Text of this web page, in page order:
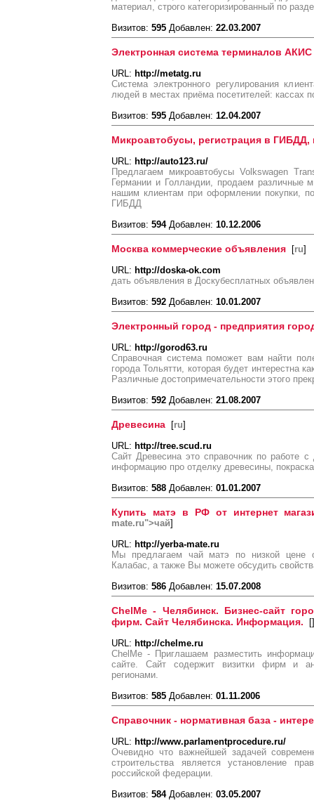
материал, строго категоризированный по
Визитов: 595 Добавлен: 22.03.2007
Электронная система терминалов АКИС
URL: http://metatg.ru
Система электронного регулирования
людей в местах приёма посетителей: кассах
Визитов: 595 Добавлен: 12.04.2007
Микроавтобусы, регистрация в ГИБДД,
URL: http://auto123.ru/
Предлагаем микроавтобусы Volkswagen
Германии и Голландии, продаем различные
нашим клиентам при оформлении покупки,
ГИБДД
Визитов: 594Добавлен: 10.12.2006
Москва коммерческие объявления [ru]
URL: http://doska-ok.com
дать объявления в Доскубесплатных
Визитов: 592 Добавлен: 10.01.2007
Электронный город - предприятия
URL: http://gorod63.ru
Справочная система поможет вам найти
города Тольятти, которая будет интерестна
Различные достопримечательности этого
Визитов: 592 Добавлен: 21.08.2007
Древесина [ru]
URL: http://tree.scud.ru
Сайт Древесина это справочник по работе
информацию про отделку древесины,
Визитов: 588 Добавлен: 01.01.2007
Купить матэ в РФ от интернет
mate.ru">чай]
URL: http://yerba-mate.ru
Мы предлагаем чай матэ по низкой цене
Калабас, а также Вы можете обсудить
Визитов: 586 Добавлен: 15.07.2008
ChelMe - Челябинск. Бизнес-сайт
фирм. Сайт Челябинска. Информация. []
URL: http://chelme.ru
ChelMe - Приглашаем разместить
сайте. Сайт содержит визитки фирм и
регионами.
Визитов: 585 Добавлен: 01.11.2006
Справочник - нормативная база -
URL: http://www.parlamentprocedure.ru/
Очевидно что важнейшей задачей
строительства является установление
российской федерации.
Визитов: 584Добавлен: 03.05.2007